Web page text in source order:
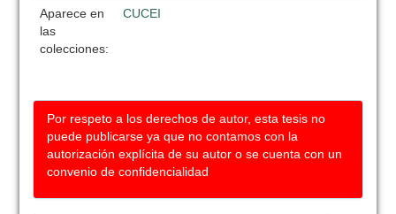
Aparece en
las
colecciones:
CUCEI
Por respeto a los derechos de autor, esta tesis no
puede publicarse ya que no contamos con la
autorización explícita de su autor o se cuenta con un
convenio de confidencialidad